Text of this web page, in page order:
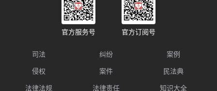
官方服务号 官方订阅号
司法 纠纷 案例
侵权 案件 民法典
法律法规 法律责任 知识大全